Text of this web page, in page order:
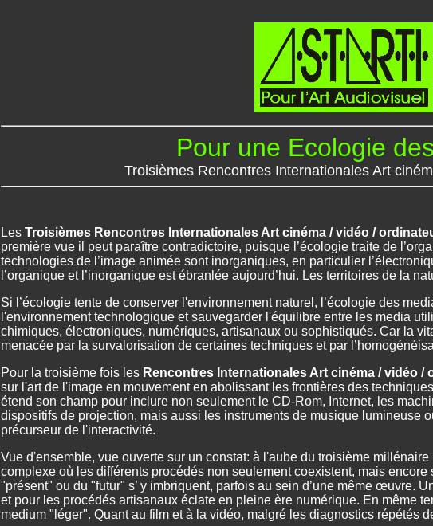
Pour une Ecologie
Troisièmes Rencontres Internationales Art
Les Troisièmes Rencontres Internationales Art cinéma / vidéo /
première vue il peut paraître contradictoire, puisque l’écologie traite de
technologies de l’image animée sont inorganiques, en particulier
l’organique et l’inorganique est ébranlée aujourd’hui. Les territoires de la
Si l’écologie tente de conserver l'environnement naturel, l’écologie des
l'environnement technologique et sauvegarder l'équilibre entre les media
chimiques, électroniques, numériques, artisanaux ou sophistiqués. Car la
menacée par la survalorisation de certaines techniques et par
Pour la troisième fois les Rencontres Internationales Art cinéma / vidéo /
sur l'art de l'image en mouvement en abolissant les frontières des
étend son champ pour inclure non seulement le CD-Rom, Internet, les
dispositifs de projection, mais aussi les instruments de musique lumineuse
précurseur de l'interactivité.
Vue d'ensemble, vue ouverte sur un constat: à l'aube du troisième
complexe où les différents procédés non seulement coexistent, mais encore
"présent" ou du "futur" s’ y imbriquent, parfois au sein d’une même œuvre.
et pour les procédés artisanaux éclate en pleine ère numérique. En même
medium "léger". Quant au film et à la vidéo, malgré les diagnostics répétés